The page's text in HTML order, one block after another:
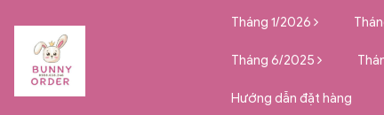
Tháng 1/2026
Tháng 6/2025
Hướng dẫn đặt hàng